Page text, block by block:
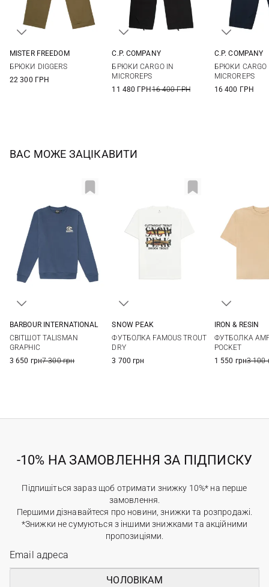
MISTER FREEDOM
БРЮКИ DIGGERS
22 300 ГРН
C.P. COMPANY
БРЮКИ CARGO IN
MICROREPS
11 480 ГРН16 400 ГРН
C.P. COMPANY
БРЮКИ CARGO
MICROREPS
16 400 ГРН
ВАС МОЖЕ ЗАЦІКАВИТИ
BARBOUR INTERNATIONAL
СВІТШОТ TALISMAN
GRAPHIC
3 650 грн7 300 грн
SNOW PEAK
ФУТБОЛКА FAMOUS TROUT
DRY
3 700 грн
IRON & RESIN
ФУТБОЛКА
POCKET
1 550 грн3 100
-10% НА ЗАМОВЛЕННЯ ЗА ПІДПИСКУ
Підпишіться зараз щоб отримати знижку 10%* на перше
замовлення.
Першими дізнавайтеся про новини, знижки та розпродажі.
*Знижки не сумуються з іншими знижками та акційними
пропозиціями.
ЧОЛОВІКАМ